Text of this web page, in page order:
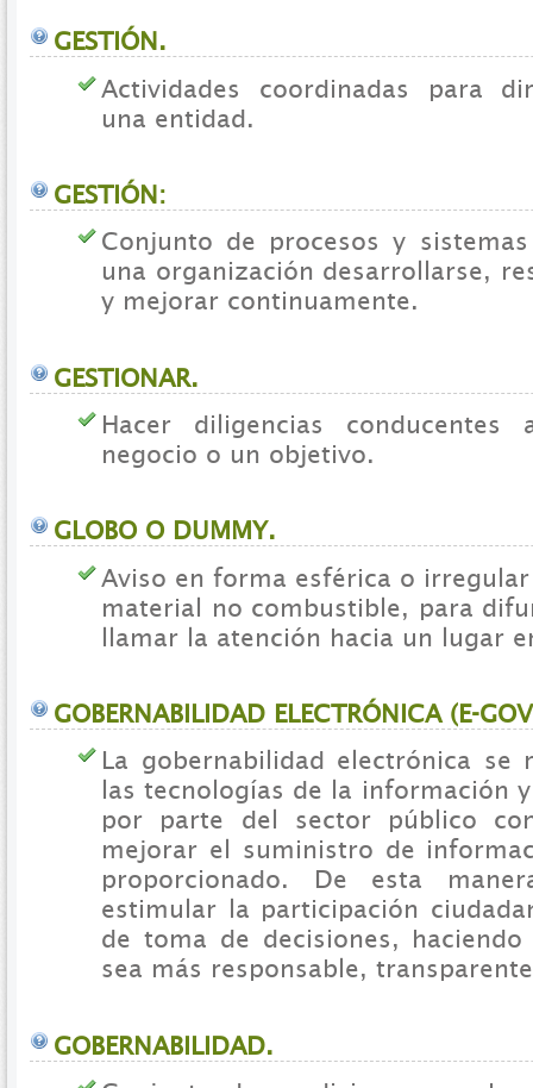
GESTIÓN.
Actividades coordinadas para
una entidad.
GESTIÓN:
Conjunto de procesos y
una organización desarrollarse,
y mejorar continuamente.
GESTIONAR.
Hacer diligencias
negocio o un objetivo.
GLOBO O DUMMY.
Aviso en forma esférica o
material no combustible, para
llamar la atención hacia un lugar
GOBERNABILIDAD ELECTRÓNICA (E-
La gobernabilidad electrónica se
las tecnologías de la información
por parte del sector público
mejorar el suministro de
proporcionado. De esta
estimular la participación
de toma de decisiones,
sea más responsable,
GOBERNABILIDAD.